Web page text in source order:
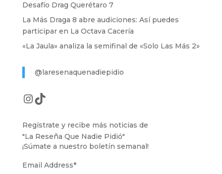
Desafío Drag Querétaro 7
La Más Draga 8 abre audiciones: Así puedes
participar en La Octava Cacería
«La Jaula» analiza la semifinal de «Solo Las Más 2»
@laresenaquenadiepidio
Instagram
TikTok
Regístrate y recibe más noticias de
"La Reseña Que Nadie Pidió"
¡Súmate a nuestro boletín semanal!
Email Address*